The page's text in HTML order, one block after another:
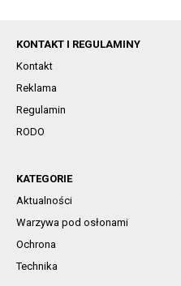
KONTAKT I REGULAMINY
Kontakt
Reklama
Regulamin
RODO
KATEGORIE
Aktualności
Warzywa pod osłonami
Ochrona
Technika